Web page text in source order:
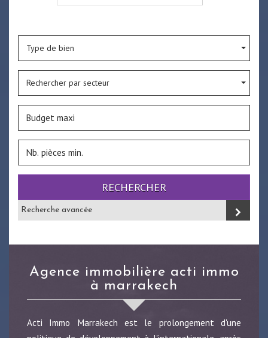
Type de bien
Rechercher par secteur
RECHERCHER
Recherche avancée
agence immobilière acti immo
à marrakech
Acti Immo Marrakech est le prolongement d'une